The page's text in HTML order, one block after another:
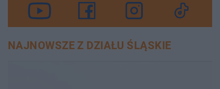
NAJNOWSZE Z DZIAŁU ŚLĄSKIE